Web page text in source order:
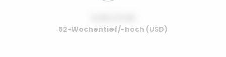
52-Wochentief/-hoch (USD)